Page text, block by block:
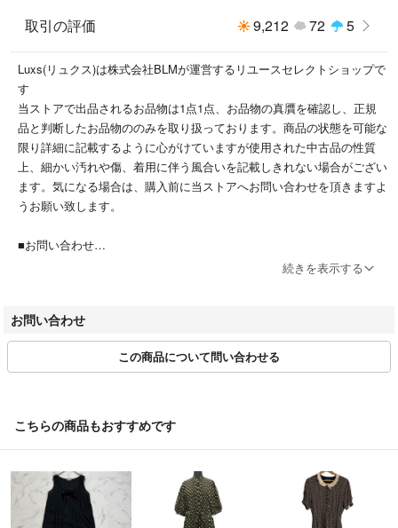
取引の評価 9,212 72 5
Luxs(リュクス)は株式会社BLMが運営するリユースセレクトショップで
す
当ストアで出品されるお品物は1点1点、お品物の真贋を確認し、正規
品と判断したお品物ののみを取り扱っております。商品の状態を可能な
限り詳細に記載するように心がけていますが使用された中古品の性質
上、細かい汚れや傷、着用に伴う風合いを記載しきれない場合がござい
ます。気になる場合は、購入前に当ストアへお問い合わせを頂きますよ
うお願い致します。
■お問い合わせ
商品詳細ページ、または取引ページよりお問い合わせボタン押下＞問い
※商品に関するお問合せの際は該当商品の「管理番号」をお伝えくださ
い。
対するお取り置きや専用ページには対応できかねます。
値下げ時、値下げ後の専用対応は原則行なっておりません。
■商品の引き渡し時期
続きを表示する
お問い合わせ
この商品について問い合わせる
こちらの商品もおすすめです